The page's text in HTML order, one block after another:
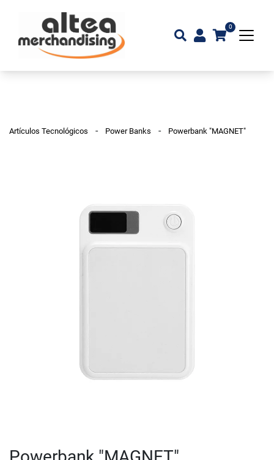
0
Artículos Tecnológicos - Power Banks - Powerbank "MAGNET"